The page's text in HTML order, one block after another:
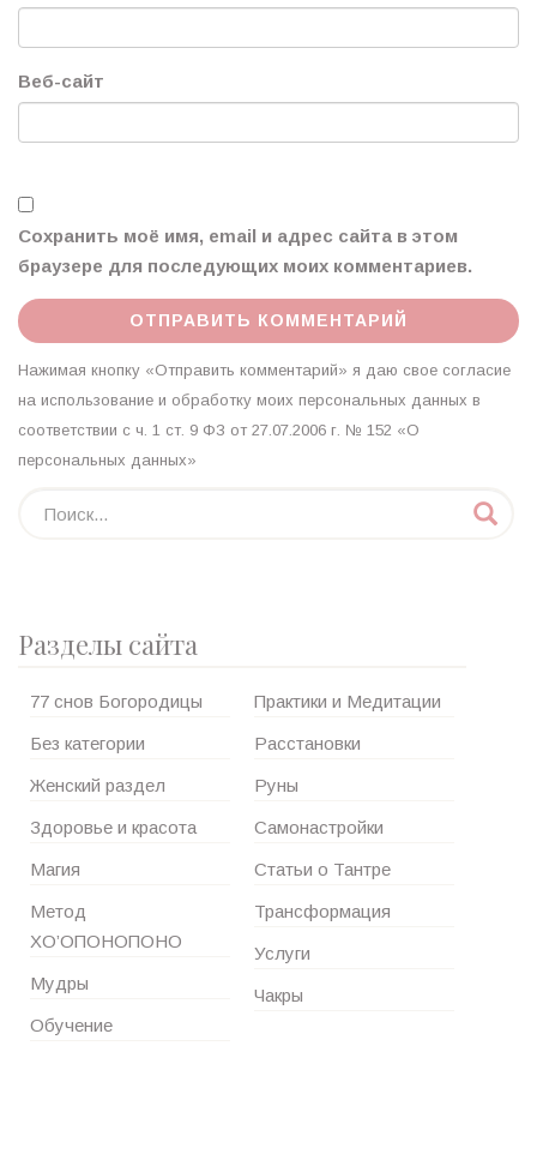
Веб-сайт
Сохранить моё имя, email и адрес сайта в этом
браузере для последующих моих комментариев.
Нажимая кнопку «Отправить комментарий» я даю свое согласие
на использование и обработку моих персональных данных в
соответствии с ч. 1 ст. 9 ФЗ от 27.07.2006 г. № 152 «О
персональных данных»
Разделы сайта
77 снов Богородицы
Без категории
Женский раздел
Здоровье и красота
Магия
Метод
ХО’ОПОНОПОНО
Мудры
Обучение
Практики и Медитации
Расстановки
Руны
Самонастройки
Статьи о Тантре
Трансформация
Услуги
Чакры